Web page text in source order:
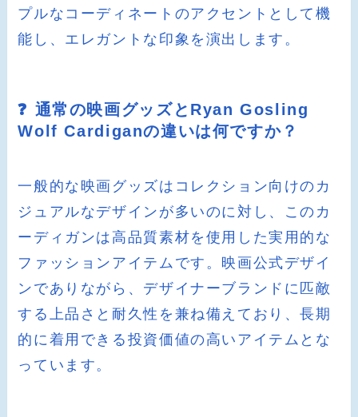
プルなコーディネートのアクセントとして機
能し、エレガントな印象を演出します。
❓ 通常の映画グッズとRyan Gosling
Wolf Cardiganの違いは何ですか？
一般的な映画グッズはコレクション向けのカ
ジュアルなデザインが多いのに対し、このカ
ーディガンは高品質素材を使用した実用的な
ファッションアイテムです。映画公式デザイ
ンでありながら、デザイナーブランドに匹敵
する上品さと耐久性を兼ね備えており、長期
的に着用できる投資価値の高いアイテムとな
っています。